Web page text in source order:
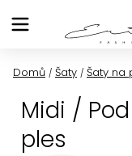
na
Domů / Šaty / Šaty na
Midi /
ples